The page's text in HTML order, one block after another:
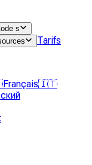
s
Tarifs
Français🇮🇹